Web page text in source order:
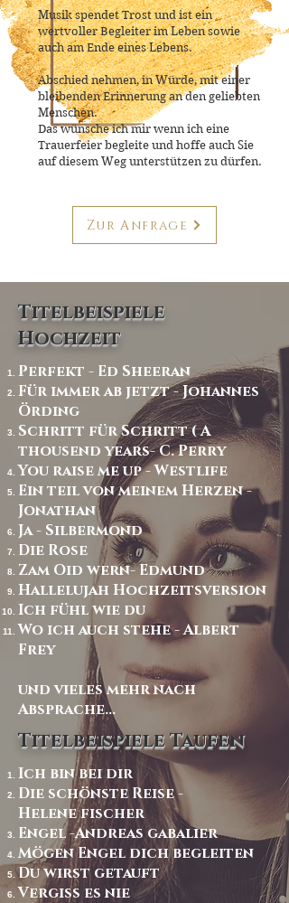
Musik spendet Trost und ist ein
wertvollerBegleiter im Leben sowie
auch am Ende einesLebens.
Abschied nehmen, in Würde, mit einer
bleibenden Erinnerung an den geliebten
Menschen.
Das wünsche ich mir wenn ich eine
Trauerfeier begleite und hoffe auch Sie
auf diesem Weg unterstützen zu dürfen.
Zur Anfrage
Titelbeispiele
Hochzeit
Perfekt - Ed Sheeran
Für immer ab jetzt - Johannes
Örding
Schritt für Schritt ( A
thousend years- C. Perry
You raise me up - Westlife
Ein teil von meinem Herzen -
Jonathan
Ja - Silbermond
Die Rose
Zam Oid wern- Edmund
Hallelujah Hochzeitsversion
Ich fühl wie du
Wo ich auch stehe - Albert
Frey
und vieles mehr nach
Absprache...
Titelbeispiele Taufen
Ich bin bei dir
Die schönste Reise -
Helene fischer
Engel -Andreas gabalier
Mögen Engel dich begleiten
Du wirst getauft
Vergiss es nie